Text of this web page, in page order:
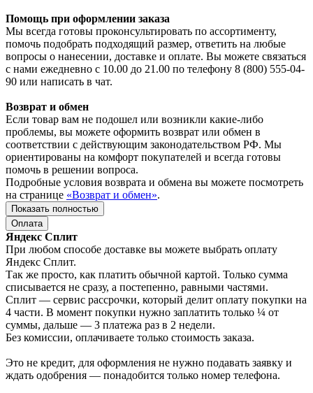
Помощь при оформлении заказа
Мы всегда готовы проконсультировать по ассортименту,
помочь подобрать подходящий размер, ответить на любые
вопросы о нанесении, доставке и оплате. Вы можете связаться
с нами ежедневно с 10.00 до 21.00 по телефону 8 (800) 555-04-
90 или написать в чат.
Возврат и обмен
Если товар вам не подошел или возникли какие-либо
проблемы, вы можете оформить возврат или обмен в
соответствии с действующим законодательством РФ. Мы
ориентированы на комфорт покупателей и всегда готовы
помочь в решении вопроса.
Подробные условия возврата и обмена вы можете посмотреть
на странице «Возврат и обмен».
Показать полностью
Оплата
Яндекс Сплит
При любом способе доставке вы можете выбрать оплату
Яндекс Сплит.
Так же просто, как платить обычной картой. Только сумма
списывается не сразу, а постепенно, равными частями.
Сплит — сервис рассрочки, который делит оплату покупки на
4 части. В момент покупки нужно заплатить только ¼ от
суммы, дальше — 3 платежа раз в 2 недели.
Без комиссии, оплачиваете только стоимость заказа.
Это не кредит, для оформления не нужно подавать заявку и
ждать одобрения — понадобится только номер телефона.